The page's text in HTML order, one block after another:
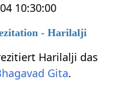
10:30:00
- Harilalji
Harilalji das
Gita.